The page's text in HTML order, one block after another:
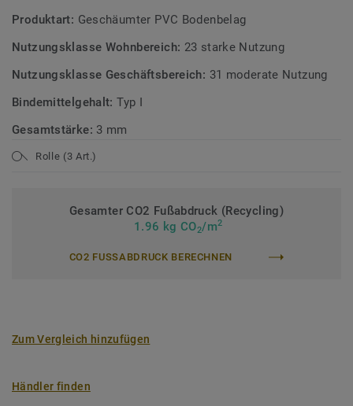
Produktart: Geschäumter PVC Bodenbelag
Nutzungsklasse Wohnbereich: 23 starke Nutzung
Nutzungsklasse Geschäftsbereich: 31 moderate Nutzung
Bindemittelgehalt:Typ I
Gesamtstärke: 3 mm
Rolle (3 Art.)
Gesamter CO2 Fußabdruck (Recycling)
1.96 kg CO2/m2
CO2 FUSSABDRUCK BERECHNEN
Zum Vergleich hinzufügen
Händler finden